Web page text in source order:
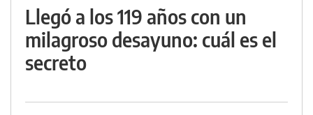
Llegó a los 119 años con un
milagroso desayuno: cuál es el
secreto